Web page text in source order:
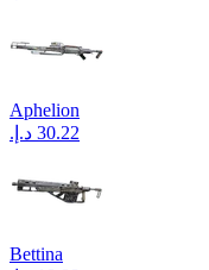
Aphelion
Bettina